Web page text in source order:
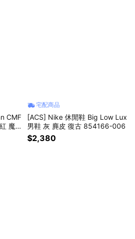
CMF
魔
宅配商品
[ACS] Nike 休閒鞋 Big Low Lux
男鞋 灰 麂皮 復古 854166-006
$2,380